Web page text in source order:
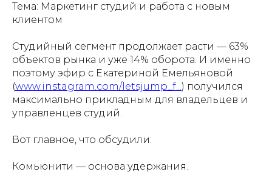
Тема: Маркетинг студий и работа с новым
клиентом
Студийный сегмент продолжает расти — 63%
объектов рынка и уже 14% оборота. И именно
поэтому эфир с Екатериной Емельяновой
(www.instagram.com/letsjump_f...) получился
максимально прикладным для владельцев и
управленцев студий.
Вот главное, что обсудили:
Комьюнити — основа удержания.